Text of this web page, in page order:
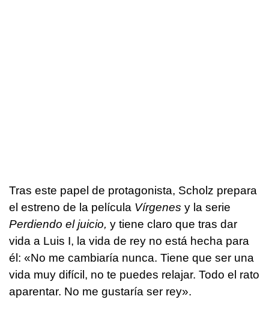
Tras este papel de protagonista, Scholz prepara
el estreno de la película Vírgenes y la serie
Perdiendo el juicio, y tiene claro que tras dar
vida a Luis I, la vida de rey no está hecha para
él: «No me cambiaría nunca. Tiene que ser una
vida muy difícil, no te puedes relajar. Todo el rato
aparentar. No me gustaría ser rey».